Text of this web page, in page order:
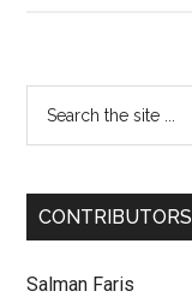
CONTRIBUTORS
Salman Faris